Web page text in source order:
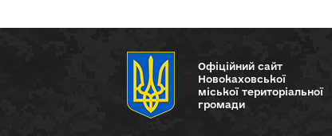
Офіційний сайт
Новокаховської
міської територіальної
громади